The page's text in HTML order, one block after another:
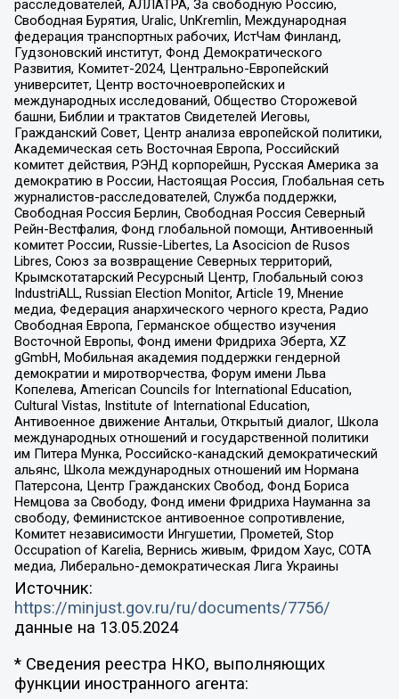
расследователей, АЛЛАТРА, За свободную Россию,
Свободная Бурятия, Uralic, UnKremlin, Международная
федерация транспортных рабочих, ИстЧам Финланд,
Гудзоновский институт, Фонд Демократического
Развития, Комитет-2024, Центрально-Европейский
университет, Центр восточноевропейских и
международных исследований, Общество Сторожевой
башни, Библии и трактатов Свидетелей Иеговы,
Гражданский Совет, Центр анализа европейской политики,
Академическая сеть Восточная Европа, Российский
комитет действия, РЭНД корпорейшн, Русская Америка за
демократию в России, Настоящая Россия, Глобальная сеть
журналистов-расследователей, Служба поддержки,
Свободная Россия Берлин, Свободная Россия Северный
Рейн-Вестфалия, Фонд глобальной помощи, Антивоенный
комитет России, Russie-Libertes, La Asocicion de Rusos
Libres, Союз за возвращение Северных территорий,
Крымскотатарский Ресурсный Центр, Глобальный союз
IndustriALL, Russian Election Monitor, Article 19, Мнение
медиа, Федерация анархического черного креста, Радио
Свободная Европа, Германское общество изучения
Восточной Европы, Фонд имени Фридриха Эберта, XZ
gGmbH, Мобильная академия поддержки гендерной
демократии и миротворчества, Форум имени Льва
Копелева, American Councils for International Education,
Cultural Vistas, Institute of International Education,
Антивоенное движение Антальи, Открытый диалог, Школа
международных отношений и государственной политики
им Питера Мунка, Российско-канадский демократический
альянс, Школа международных отношений им Нормана
Патерсона, Центр Гражданских Свобод, Фонд Бориса
Немцова за Свободу, Фонд имени Фридриха Науманна за
свободу, Феминистское антивоенное сопротивление,
Комитет независимости Ингушетии, Прометей, Stop
Occupation of Karelia, Вернись живым, Фридом Хаус, СОТА
медиа, Либерально-демократическая Лига Украины
Источник:
https://minjust.gov.ru/ru/documents/7756/
данные на 13.05.2024
* Сведения реестра НКО, выполняющих
функции иностранного агента: